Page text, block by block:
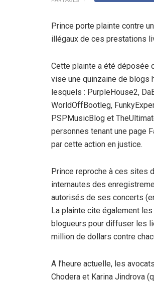
Prince porte plainte contre
illégaux de ces prestations
Cette plainte a été déposée
vise une quinzaine de blogs
lesquels : PurpleHouse2,
WorldOffBootleg,
PSPMusicBlog et
personnes tenant une page
par cette action en justice.
Prince reproche à ces sites
internautes des
autorisés de ses concerts
La plainte cite également
blogueurs pour diffuser les
million de dollars contre
A l’heure actuelle, les
Chodera et Karina Jindrova